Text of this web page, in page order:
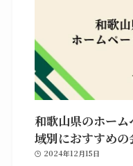
和歌山県のホー
域別におすすめの
2024年12月15日